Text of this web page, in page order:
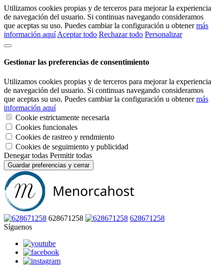
Utilizamos cookies propias y de terceros para mejorar la experiencia
de navegación del usuario. Si continuas navegando consideramos
que aceptas su uso. Puedes cambiar la configuración u obtenermás
información aquí Aceptar todo Rechazar todo Personalizar
Gestionar las preferencias de consentimiento
Utilizamos cookies propias y de terceros para mejorar la experiencia
de navegación del usuario. Si continuas navegando consideramos
que aceptas su uso. Puedes cambiar la configuración u obtenermás
información aquí
Cookie estrictamente necesaria
Cookies funcionales
Cookies de rastreo y rendmiento
Cookies de seguimiento y publicidad
Denegar todas Permitir todas
Guardar preferencias y cerrar
628671258
628671258
Síguenos